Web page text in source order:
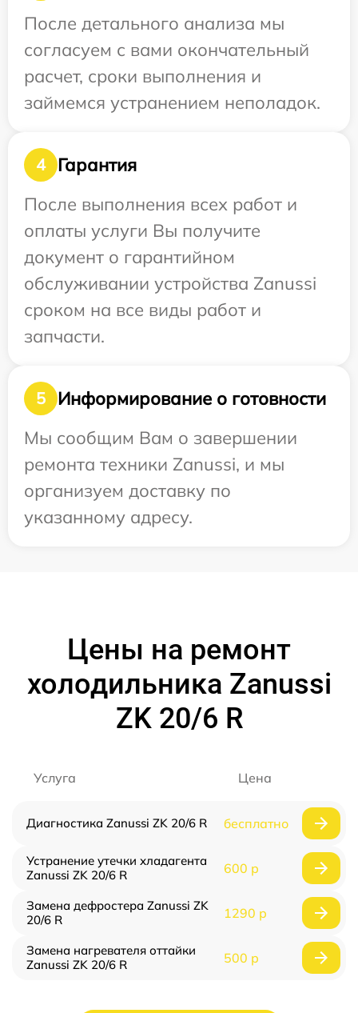
После детального анализа мы
согласуем с вами окончательный
расчет, сроки выполнения и
займемся устранением неполадок.
4
Гарантия
После выполнения всех работ и
оплаты услуги Вы получите
документ о гарантийном
обслуживании устройства Zanussi
сроком на все виды работ и
запчасти.
5
Информирование о готовности
Мы сообщим Вам о завершении
ремонта техники Zanussi, и мы
организуем доставку по
указанному адресу.
Цены на ремонт
холодильника Zanussi
ZK 20/6 R
Услуга Цена
Диагностика Zanussi ZK 20/6 R бесплатно
Устранение утечки хладагента
Zanussi ZK 20/6 R
600 р
Замена дефростера Zanussi ZK
20/6 R
1290 р
Замена нагревателя оттайки
Zanussi ZK 20/6 R
500 р